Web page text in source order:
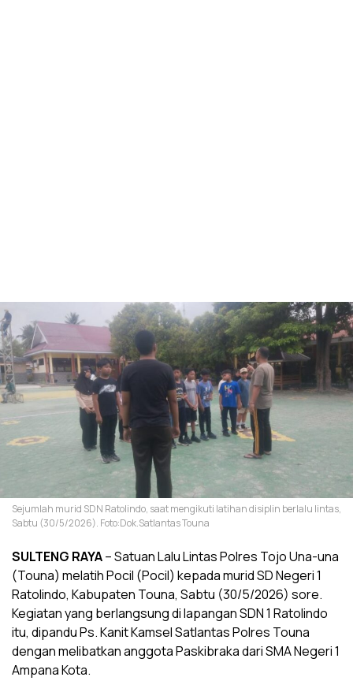
Sejumlah murid SDN Ratolindo, saat mengikuti latihan disiplin berlalu lintas,
Sabtu (30/5/2026). Foto:Dok.Satlantas Touna
SULTENG RAYA– Satuan Lalu Lintas Polres Tojo Una-una
(Touna) melatih Pocil (Pocil) kepada murid SD Negeri 1
Ratolindo, Kabupaten Touna, Sabtu (30/5/2026) sore.
Kegiatan yang berlangsung di lapangan SDN 1 Ratolindo
itu, dipandu Ps. Kanit Kamsel Satlantas Polres Touna
dengan melibatkan anggota Paskibraka dari SMA Negeri 1
Ampana Kota.